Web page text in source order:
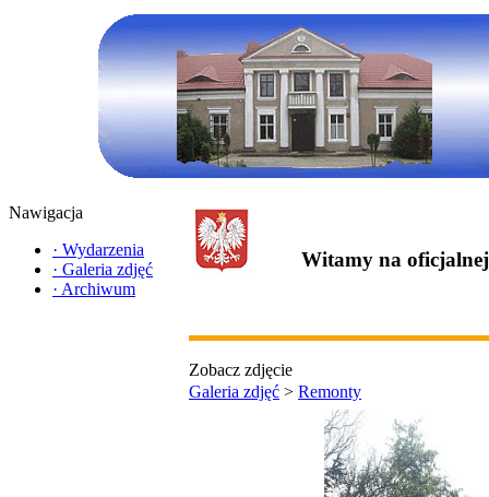
Nawigacja
· Wydarzenia
· Galeria zdjęć
· Archiwum
Witamy na oficjalnej
Zobacz zdjęcie
Galeria zdjęć > Remonty